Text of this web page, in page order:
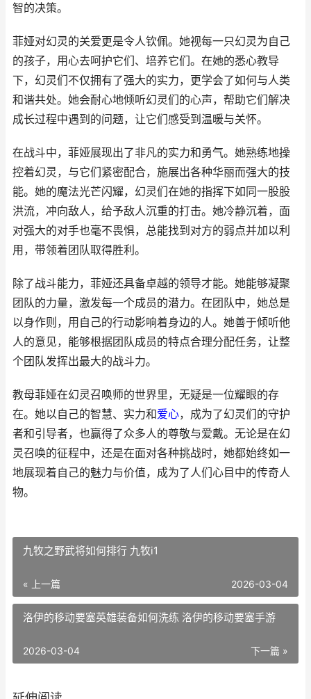
智的决策。
菲娅对幻灵的关爱更是令人钦佩。她视每一只幻灵为自己
的孩子，用心去呵护它们、培养它们。在她的悉心教导
下，幻灵们不仅拥有了强大的实力，更学会了如何与人类
和谐共处。她会耐心地倾听幻灵们的心声，帮助它们解决
成长过程中遇到的问题，让它们感受到温暖与关怀。
在战斗中，菲娅展现出了非凡的实力和勇气。她熟练地操
控着幻灵，与它们紧密配合，施展出各种华丽而强大的技
能。她的魔法光芒闪耀，幻灵们在她的指挥下如同一股股
洪流，冲向敌人，给予敌人沉重的打击。她冷静沉着，面
对强大的对手也毫不畏惧，总能找到对方的弱点并加以利
用，带领着团队取得胜利。
除了战斗能力，菲娅还具备卓越的领导才能。她能够凝聚
团队的力量，激发每一个成员的潜力。在团队中，她总是
以身作则，用自己的行动影响着身边的人。她善于倾听他
人的意见，能够根据团队成员的特点合理分配任务，让整
个团队发挥出最大的战斗力。
教母菲娅在幻灵召唤师的世界里，无疑是一位耀眼的存
在。她以自己的智慧、实力和爱心，成为了幻灵们的守护
者和引导者，也赢得了众多人的尊敬与爱戴。无论是在幻
灵召唤的征程中，还是在面对各种挑战时，她都始终如一
地展现着自己的魅力与价值，成为了人们心目中的传奇人
物。
九牧之野武将如何排行 九牧i1
« 上一篇 2026-03-04
洛伊的移动要塞英雄装备如何洗练 洛伊的移动要塞手游
下一篇 »
2026-03-04